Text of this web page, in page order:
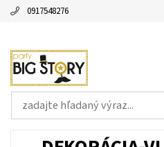
0917548276